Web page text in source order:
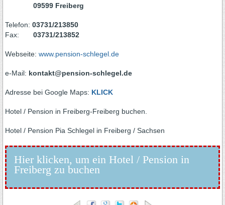
09599 Freiberg
Telefon: 03731/213850
Fax: 03731/213852
Webseite: www.pension-schlegel.de
e-Mail: kontakt@pension-schlegel.de
Adresse bei Google Maps: KLICK
Hotel / Pension in Freiberg-Freiberg buchen.
Hotel / Pension Pia Schlegel in Freiberg / Sachsen
Hier klicken, um ein Hotel / Pension in
Freiberg zu buchen